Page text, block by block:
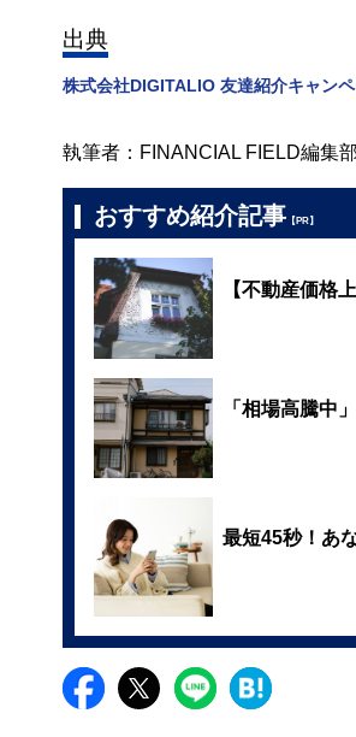
出典
株式会社DIGITALIO 友達紹介キャン
執筆者：FINANCIAL FIELD編集部
おすすめ紹介記事 【PR】
【不動産価格
「相場高騰中
最短45秒！あ